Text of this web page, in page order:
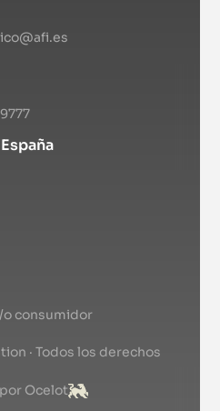
o consumidor
· Todos los derechos
Ocelot